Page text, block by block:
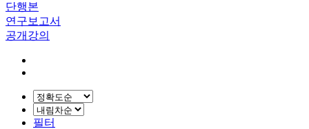
단행본
연구보고서
공개강의
필터